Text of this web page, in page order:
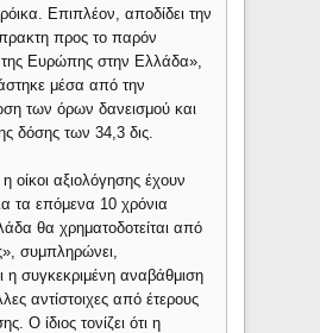
Επιπλέον, αποδίδει την
προς το παρόν
της Ευρώπης στην Ελλάδα»,
μέσα από την
των όρων δανεισμού και
δόσης των 34,3 δις.
οίκοι αξιολόγησης έχουν
τα επόμενα 10 χρόνια
θα χρηματοδοτείται από
συμπληρώνει,
η συγκεκριμένη αναβάθμιση
αντίστοιχες από έτερους
Ο ίδιος τονίζει ότι η